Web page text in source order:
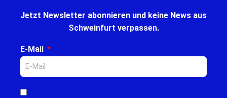
Jetzt Newsletter abonnieren und keine News aus
Schweinfurt verpassen.
E-Mail